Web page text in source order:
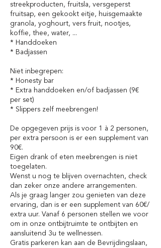
streekproducten, fruitsla, versgeperst
fruitsap, een gekookt eitje, huisgemaakte
granola, yoghourt, vers fruit, nootjes,
koffie, thee, water, ...
* Handdoeken
* Badjassen
Niet inbegrepen:
* Honesty bar
* Extra handdoeken en/of badjassen (9€
per set)
* Slippers zelf meebrengen!
De opgegeven prijs is voor 1 à 2 personen,
per extra persoon is er een supplement van
90€.
Eigen drank of eten meebrengen is niet
toegelaten.
Wenst u nog te blijven overnachten, check
dan zeker onze andere arrangementen.
Als je graag langer zou genieten van deze
ervaring, dan is er een supplement van 60€/
extra uur. Vanaf 6 personen stellen we voor
om in onze ontbijtruimte te ontbijten en
aansluitend 3u te wellnessen.
Gratis parkeren kan aan de Bevrijdingslaan,